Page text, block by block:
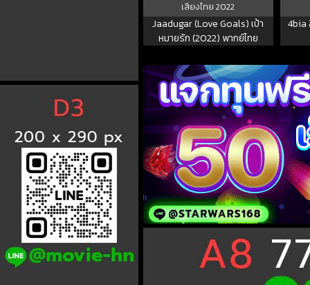
เสียงไทย2022
Jaadugar (Love Goals) เป้า
หมายรัก (2022) พากย์ไทย
4bia